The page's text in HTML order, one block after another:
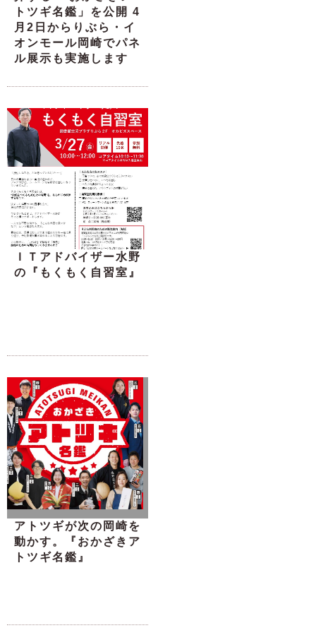
トツギ名鑑」を公開 4
月2日からりぶら・イ
オンモール岡崎でパネ
ル展示も実施します
ＩＴアドバイザー水野
の『もくもく自習室』
アトツギが次の岡崎を
動かす。『おかざきア
トツギ名鑑』